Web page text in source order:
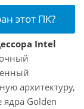
этот ПК?
Intel
архитектуру,
Golden